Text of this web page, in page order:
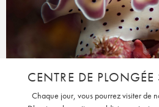
CENTRE DE
Chaque jour, vous pourrez visiter de